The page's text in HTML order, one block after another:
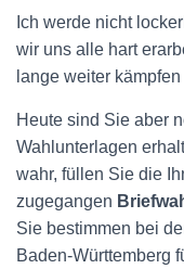
Ich werde nicht
wir uns alle hart
lange weiter
Heute sind Sie aber
Wahlunterlagen
wahr, füllen Sie die
zugegangen
Sie bestimmen bei
Baden-Württemberg